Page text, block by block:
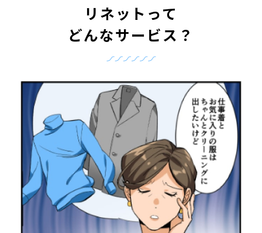
リネットって
どんなサービス？